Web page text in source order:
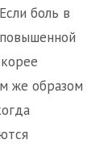
боль в
же образом